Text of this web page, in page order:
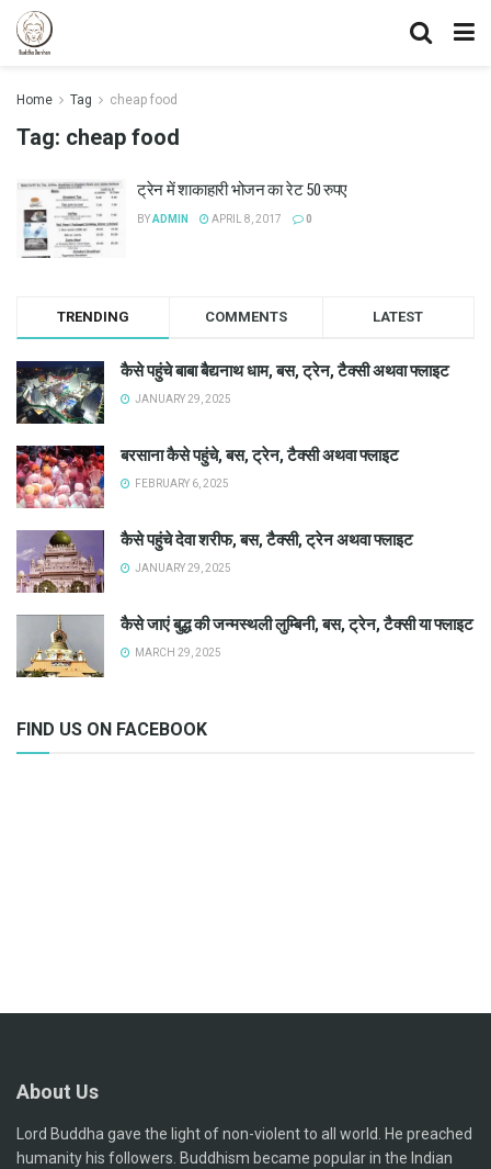
Home Tag cheap food
Tag: cheap food
ट्रेन में शाकाहारी भोजन का रेट 50 रुपए
BYADMIN APRIL 8, 2017 0
TRENDING COMMENTS LATEST
कैसे पहुंचे बाबा बैद्यनाथ धाम, बस, ट्रेन, टैक्सी अथवा फ्लाइट
JANUARY 29, 2025
बरसाना कैसे पहुंचे, बस, ट्रेन, टैक्सी अथवा फ्लाइट
FEBRUARY 6, 2025
कैसे पहुंचे देवा शरीफ, बस, टैक्सी, ट्रेन अथवा फ्लाइट
JANUARY 29, 2025
कैसे जाएं बुद्ध की जन्मस्थली लुम्बिनी, बस, ट्रेन, टैक्सी या फ्लाइट
MARCH 29, 2025
FIND US ON FACEBOOK
About Us
Lord Buddha gave the light of non-violent to all world. He preached
humanity his followers. Buddhism became popular in the Indian